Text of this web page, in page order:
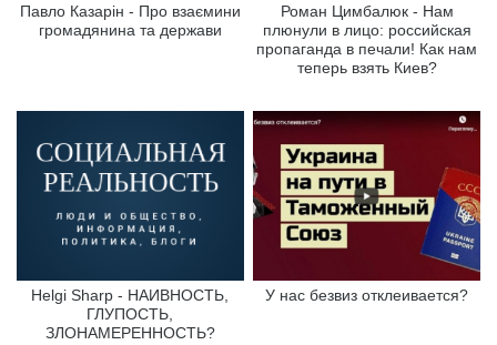
Павло Казарін - Про взаємини
громадянина та держави
Роман Цимбалюк - Нам
плюнули в лицо: российская
пропаганда в печали! Как нам
теперь взять Киев?
Helgi Sharp - НАИВНОСТЬ,
ГЛУПОСТЬ,
ЗЛОНАМЕРЕННОСТЬ?
У нас безвиз отклеивается?